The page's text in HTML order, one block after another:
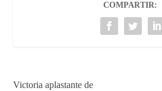
COMPARTIR:
Victoria aplastante de